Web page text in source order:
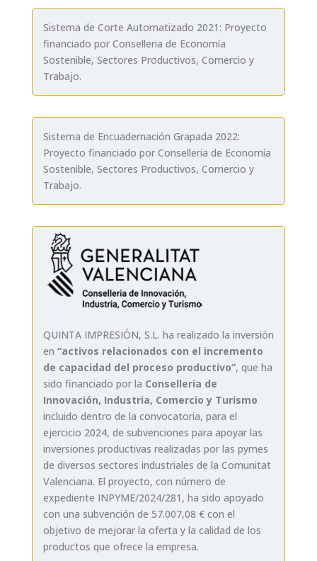
Sistema de Corte Automatizado 2021: Proyecto
financiado por Conselleria de Economía
Sostenible, Sectores Productivos, Comercio y
Trabajo.
Sistema de Encuadernación Grapada 2022:
Proyecto financiado por Conselleria de Economía
Sostenible, Sectores Productivos, Comercio y
Trabajo.
QUINTA IMPRESIÓN, S.L. ha realizado la inversión
en “activos relacionados con el incremento
de capacidad del proceso productivo”, que ha
sido financiado por la Conselleria de
Innovación, Industria, Comercio y Turismo
incluido dentro de la convocatoria, para el
ejercicio 2024, de subvenciones para apoyar las
inversiones productivas realizadas por las pymes
de diversos sectores industriales de la Comunitat
Valenciana. El proyecto, con número de
expediente INPYME/2024/281, ha sido apoyado
con una subvención de 57.007,08 € con el
objetivo de mejorar la oferta y la calidad de los
productos que ofrece la empresa.